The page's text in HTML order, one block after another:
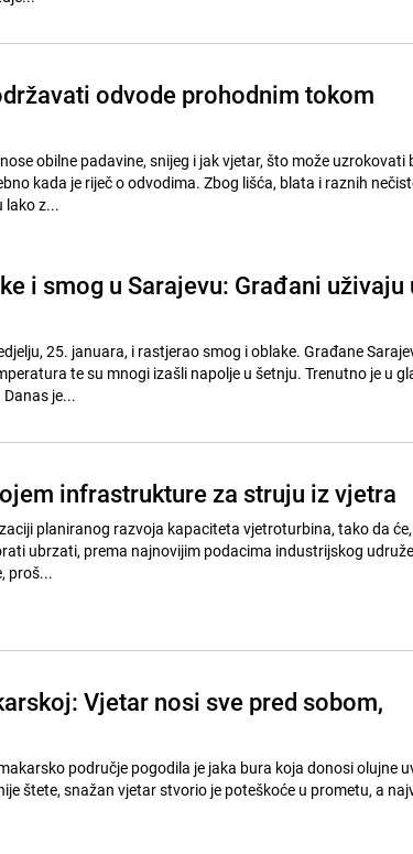
odvode prohodnim tokom
obilne padavine, snijeg i jak vjetar, što može uzrokovati
kada je riječ o odvodima. Zbog lišća, blata i raznih
lako z...
i smog u Sarajevu: Građani uživaju
25. januara, i rastjerao smog i oblake. Građane
te su mnogi izašli napolje u šetnju. Trenutno je u
je...
infrastrukture za struju iz vjetra
planiranog razvoja kapaciteta vjetroturbina, tako da
ubrzati, prema najnovijim podacima industrijskog
proš...
Vjetar nosi sve pred sobom,
područje pogodila je jaka bura koja donosi olujne
štete, snažan vjetar stvorio je poteškoće u prometu, a